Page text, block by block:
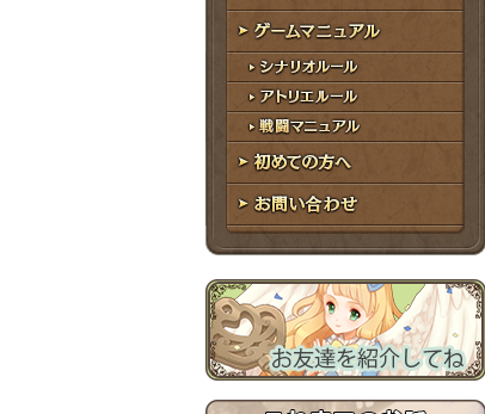
サイドストーリー
ゲームマニュアル
シナリオルール
アトリエルール
戦闘マニュアル
初めての方へ
お問い合わせ